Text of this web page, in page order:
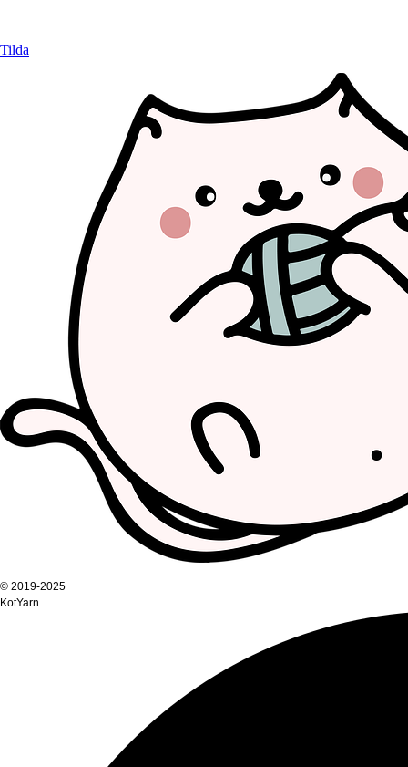
© 2019-2025
KotYarn
Tilda